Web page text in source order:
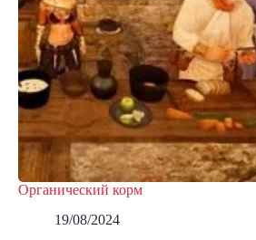
Органический корм
19/08/2024